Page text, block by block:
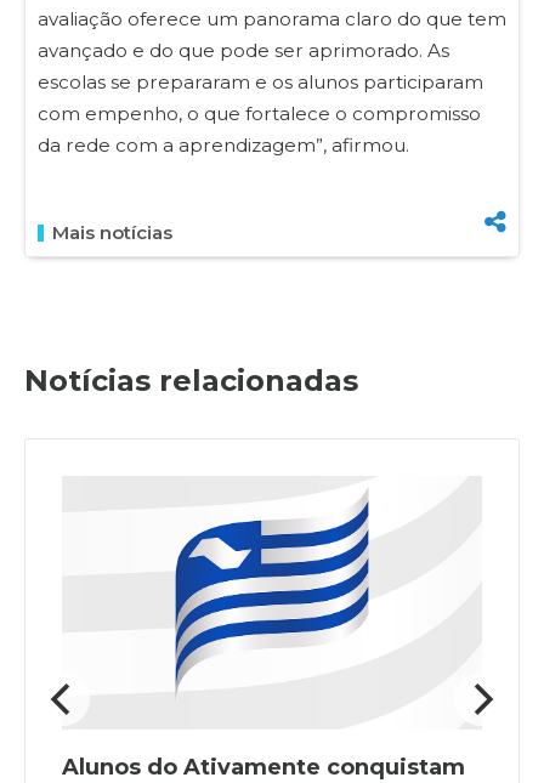
avaliação oferece um panorama claro do que tem
avançado e do que pode ser aprimorado. As
escolas se prepararam e os alunos participaram
com empenho, o que fortalece o compromisso
da rede com a aprendizagem”, afirmou.
Mais notícias
Notícias relacionadas
Alunos do Ativamente conquistam